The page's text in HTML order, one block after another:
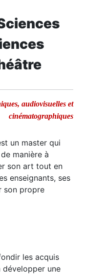
audiovisuelles et
cinématographiques
un master qui
manière à
son art tout en
enseignants, ses
son propre
les acquis
développer une